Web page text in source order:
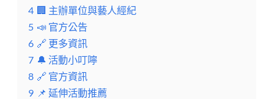
4 🏢 主辦單位與藝人經紀
5 📣 官方公告
6 🔗 更多資訊
7 🔔 活動小叮嚀
8 🔗 官方資訊
9 📌 延伸活動推薦